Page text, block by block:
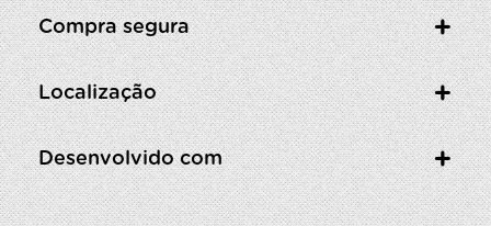
Compra segura
Localização
Desenvolvido com